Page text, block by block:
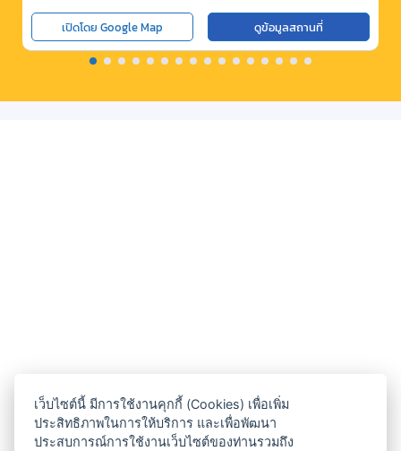
เปิดโดย Google Map ดูข้อมูลสถานที่
เว็บไซต์นี้ มีการใช้งานคุกกี้ (Cookies) เพื่อเพิ่ม
ประสิทธิภาพในการให้บริการ และเพื่อพัฒนา
ประสบการณ์การใช้งานเว็บไซต์ของท่านรวมถึง